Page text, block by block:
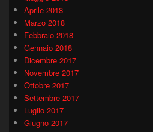
Aprile 2018
Marzo 2018
Febbraio 2018
Gennaio 2018
Dicembre 2017
Novembre 2017
Ottobre 2017
Settembre 2017
Luglio 2017
Giugno 2017